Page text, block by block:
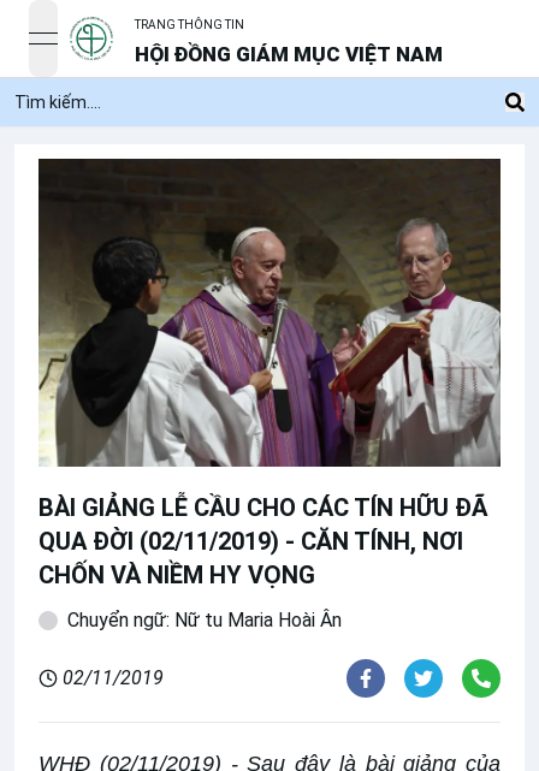
open navigation menu
TRANG THÔNG TIN
HỘI ĐỒNG GIÁM MỤC VIỆT NAM
BÀI GIẢNG LỄ CẦU CHO CÁC TÍN HỮU ĐÃ
QUA ĐỜI (02/11/2019) - CĂN TÍNH, NƠI
CHỐN VÀ NIỀM HY VỌNG
Chuyển ngữ: Nữ tu Maria Hoài Ân
02/11/2019
WHĐ (02/11/2019) - Sau đây là bài giảng của